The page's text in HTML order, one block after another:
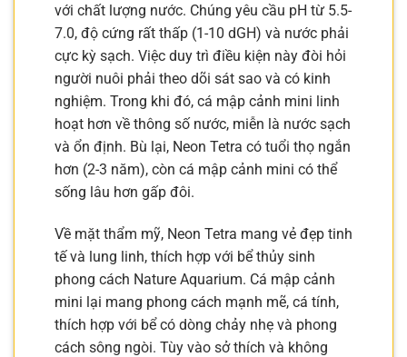
với chất lượng nước. Chúng yêu cầu pH từ 5.5-
7.0, độ cứng rất thấp (1-10 dGH) và nước phải
cực kỳ sạch. Việc duy trì điều kiện này đòi hỏi
người nuôi phải theo dõi sát sao và có kinh
nghiệm. Trong khi đó, cá mập cảnh mini linh
hoạt hơn về thông số nước, miễn là nước sạch
và ổn định. Bù lại, Neon Tetra có tuổi thọ ngắn
hơn (2-3 năm), còn cá mập cảnh mini có thể
sống lâu hơn gấp đôi.
Về mặt thẩm mỹ, Neon Tetra mang vẻ đẹp tinh
tế và lung linh, thích hợp với bể thủy sinh
phong cách Nature Aquarium. Cá mập cảnh
mini lại mang phong cách mạnh mẽ, cá tính,
thích hợp với bể có dòng chảy nhẹ và phong
cách sông ngòi. Tùy vào sở thích và không